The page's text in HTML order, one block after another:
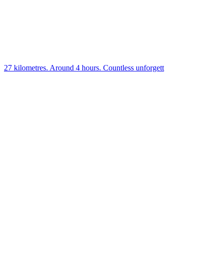
27 kilometres. Around 4 hours. Countless unforgett